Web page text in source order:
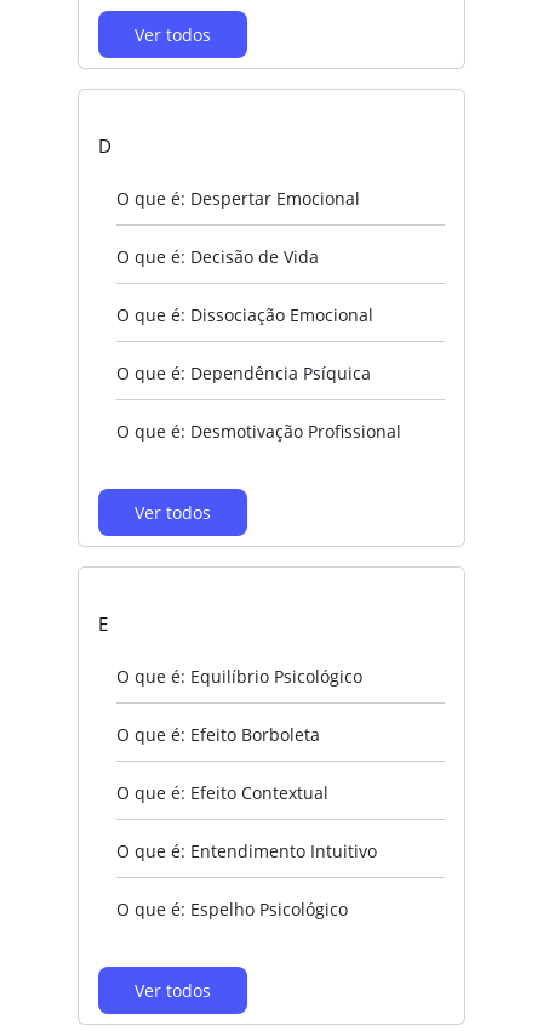
Ver todos
D
O que é: Despertar Emocional
O que é: Decisão de Vida
O que é: Dissociação Emocional
O que é: Dependência Psíquica
O que é: Desmotivação Profissional
Ver todos
E
O que é: Equilíbrio Psicológico
O que é: Efeito Borboleta
O que é: Efeito Contextual
O que é: Entendimento Intuitivo
O que é: Espelho Psicológico
Ver todos